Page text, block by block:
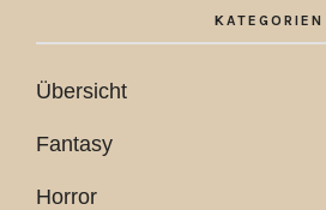
KATEGORIEN
Übersicht
Fantasy
Horror